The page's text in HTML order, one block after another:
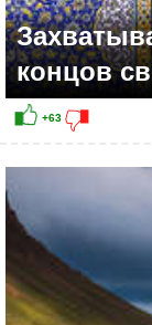
+13
концов